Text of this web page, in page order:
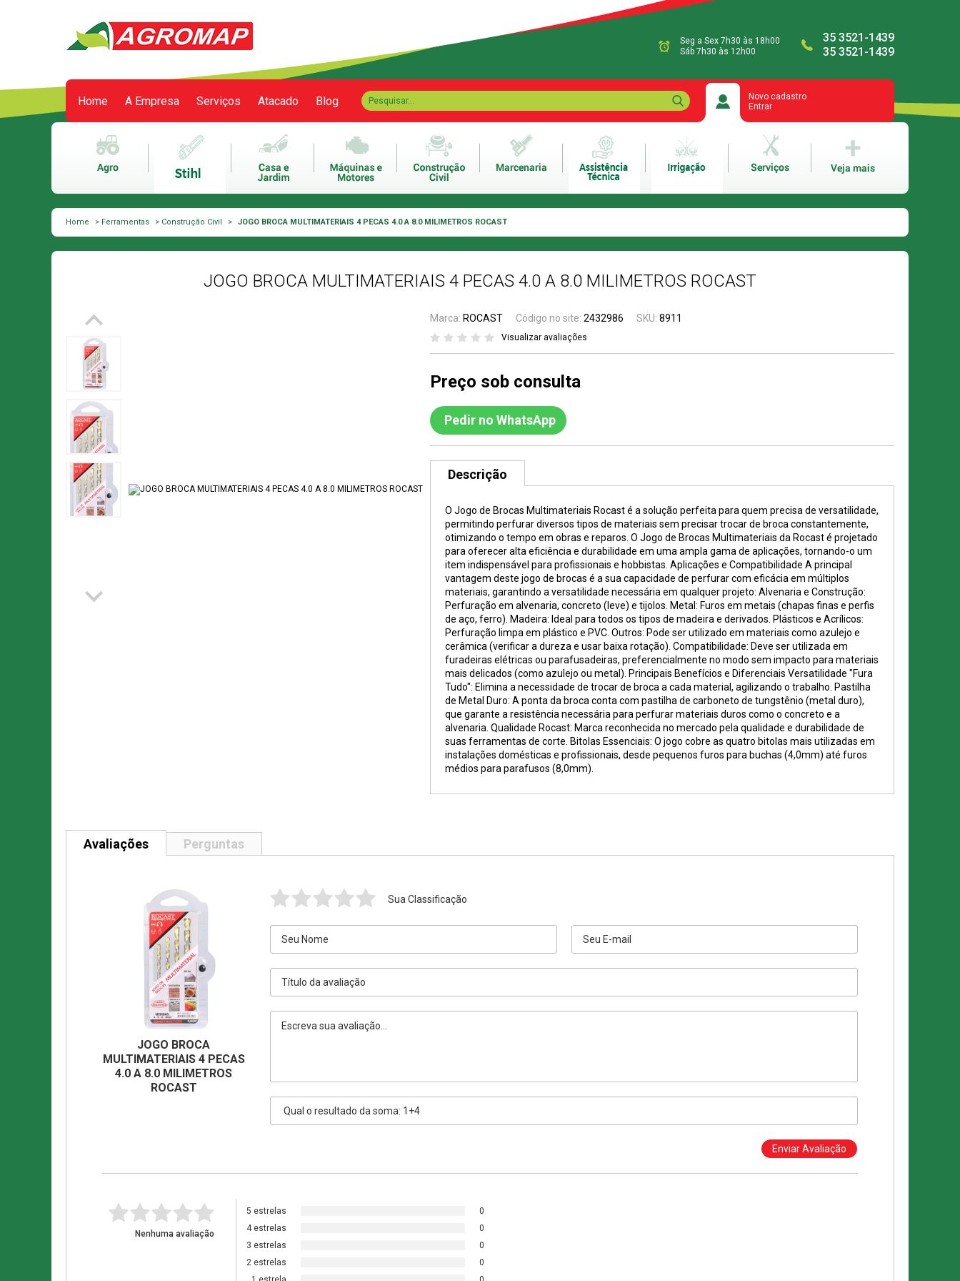
Seg a Sex 7h30 às 18h00
Sáb 7h30 às 12h00
35 3521-1439
35 3521-1439
Home A Empresa Serviços Atacado Blog
Novo cadastro
Entrar
Home > Ferramentas > Construção Civil > JOGO BROCA MULTIMATERIAIS 4 PECAS 4.0 A 8.0 MILIMETROS ROCAST
JOGO BROCA MULTIMATERIAIS 4 PECAS 4.0 A 8.0 MILIMETROS ROCAST
Marca: ROCAST Código no site: 2432986 SKU: 8911
Visualizar avaliações
Preço sob consulta
Pedir no WhatsApp
Descrição
O Jogo de Brocas Multimateriais Rocast é a solução perfeita para quem precisa de versatilidade,
permitindo perfurar diversos tipos de materiais sem precisar trocar de broca constantemente,
otimizando o tempo em obras e reparos. O Jogo de Brocas Multimateriais da Rocast é projetado
para oferecer alta eficiência e durabilidade em uma ampla gama de aplicações, tornando-o um
item indispensável para profissionais e hobbistas. Aplicações e Compatibilidade A principal
vantagem deste jogo de brocas é a sua capacidade de perfurar com eficácia em múltiplos
materiais, garantindo a versatilidade necessária em qualquer projeto: Alvenaria e Construção:
Perfuração em alvenaria, concreto (leve) e tijolos. Metal: Furos em metais (chapas finas e perfis
de aço, ferro). Madeira: Ideal para todos os tipos de madeira e derivados. Plásticos e Acrílicos:
Perfuração limpa em plástico e PVC. Outros: Pode ser utilizado em materiais como azulejo e
cerâmica (verificar a dureza e usar baixa rotação). Compatibilidade: Deve ser utilizada em
furadeiras elétricas ou parafusadeiras, preferencialmente no modo sem impacto para materiais
mais delicados (como azulejo ou metal). Principais Benefícios e Diferenciais Versatilidade "Fura
Tudo": Elimina a necessidade de trocar de broca a cada material, agilizando o trabalho. Pastilha
de Metal Duro: A ponta da broca conta com pastilha de carboneto de tungstênio (metal duro),
que garante a resistência necessária para perfurar materiais duros como o concreto e a
alvenaria. Qualidade Rocast: Marca reconhecida no mercado pela qualidade e durabilidade de
suas ferramentas de corte. Bitolas Essenciais: O jogo cobre as quatro bitolas mais utilizadas em
instalações domésticas e profissionais, desde pequenos furos para buchas (4,0mm) até furos
médios para parafusos (8,0mm).
Avaliações Perguntas
JOGO BROCA
MULTIMATERIAIS 4 PECAS
4.0 A 8.0 MILIMETROS
ROCAST
Sua Classificação
Nenhuma avaliação
5 estrelas
0
4 estrelas
0
3 estrelas
0
2 estrelas
0